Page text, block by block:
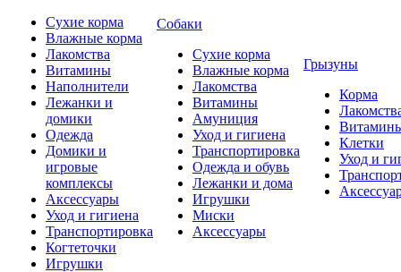
Сухие корма
Влажные корма
Лакомства
Витамины
Наполнители
Лежанки и
домики
Одежда
Домики и
игровые
комплексы
Аксессуары
Уход и гигиена
Транспортировка
Когтеточки
Игрушки
Собаки
Сухие корма
Влажные корма
Лакомства
Витамины
Амуниция
Уход и гигиена
Транспортировка
Одежда и обувь
Лежанки и дома
Игрушки
Миски
Аксессуары
Грызуны
Корма
Клетки
Уход и